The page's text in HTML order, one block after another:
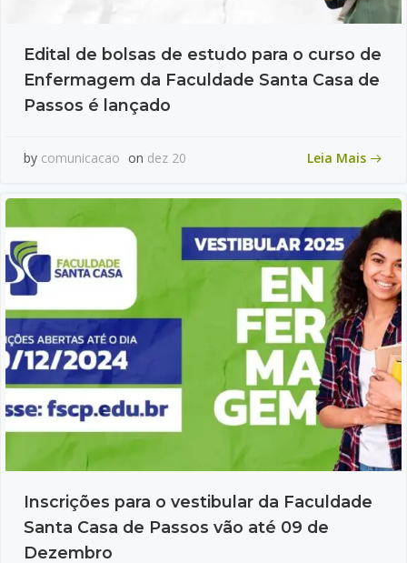
Edital de bolsas de estudo para o curso de
Enfermagem da Faculdade Santa Casa de
Passos é lançado
by comunicacao on dez 20 Leia Mais
Inscrições para o vestibular da Faculdade
Santa Casa de Passos vão até 09 de
Dezembro